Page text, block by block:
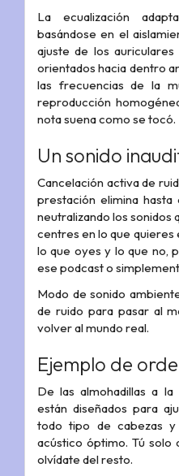
La ecualización
basándose en el
ajuste de los
orientados hacia dentro
las frecuencias de la
reproducción
nota suena como se tocó.
Un sonido
Cancelación activa de
prestación elimina
neutralizando los sonidos
centres en lo que quieres
lo que oyes y lo que no,
ese podcast o
Modo de sonido
de ruido para pasar al
volver al mundo real.
Ejemplo de
De las almohadillas a la
están diseñados para
todo tipo de cabezas y
acústico óptimo. Tú solo
olvídate del resto.